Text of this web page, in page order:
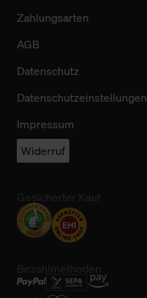
Zahlungsarten
AGB
Datenschutz
Datenschutzeinstellungen
Impressum
Widerruf